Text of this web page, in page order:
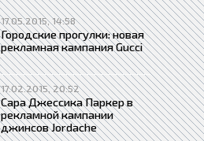
17.05.2015, 14:58
Городские прогулки: новая
рекламная кампания Gucci
17.02.2015, 20:52
Сара Джессика Паркер в
рекламной кампании
джинсов Jordache